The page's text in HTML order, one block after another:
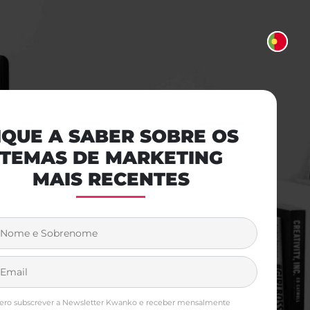
A SABER SOBRE OS
TEMAS DE MARKETING
MAIS RECENTES
Nome e Sobrenome
Email
subscrever a Newsletter Kwanko e receber mensalmente
com as leis e